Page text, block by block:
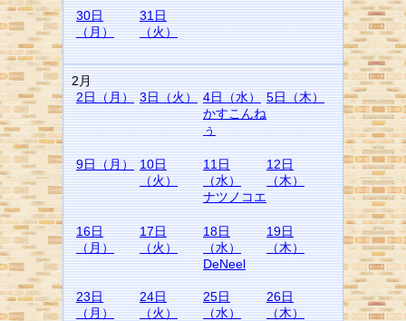
30日
（月）
31日
（火）
2月
2日（月） 3日（火） 4日（水）
かすこんね
ぅ
5日（木）
9日（月） 10日
（火）
11日
（水）
ナツノコエ
12日
（木）
16日
（月）
17日
（火）
18日
（水）
DeNeel
19日
（木）
23日
（月）
24日
（火）
25日
（水）
26日
（木）